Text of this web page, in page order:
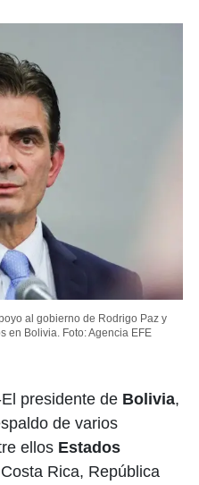
al gobierno de Rodrigo Paz y
en Bolivia. Foto: Agencia EFE
presidente de Bolivia,
de varios
ellos Estados
Rica, República